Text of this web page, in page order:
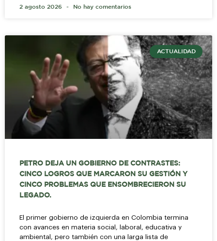
2 agosto 2026 No hay comentarios
ACTUALIDAD
PETRO DEJA UN GOBIERNO DE CONTRASTES:
CINCO LOGROS QUE MARCARON SU GESTIÓN Y
CINCO PROBLEMAS QUE ENSOMBRECIERON SU
LEGADO.
El primer gobierno de izquierda en Colombia termina
con avances en materia social, laboral, educativa y
ambiental, pero también con una larga lista de